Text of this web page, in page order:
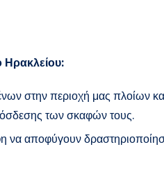
Ηρακλείου:
στην περιοχή μας
των σκαφών τους.
να αποφύγουν